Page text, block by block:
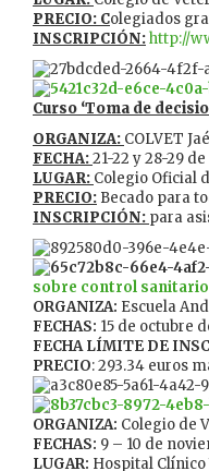
PRECIO: Colegiados
INSCRIPCIÓN:http://
Curso ‘Toma de
ORGANIZA: COLVET
FECHA:21-22 y 28-29
LUGAR: Colegio Oficial
PRECIO: Becado para
INSCRIPCIÓN: para
sobre control
ORGANIZA: Escuela
FECHAS: 15 de octubre
FECHA LÍMITE DE
PRECIO: 293.34 euros
ORGANIZA: Colegio de
FECHAS: 9 – 10 de
LUGAR: Hospital